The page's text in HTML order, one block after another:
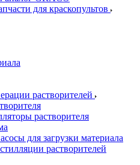
для краскопультов
растворителей
растворителя
для загрузки материала
растворителей